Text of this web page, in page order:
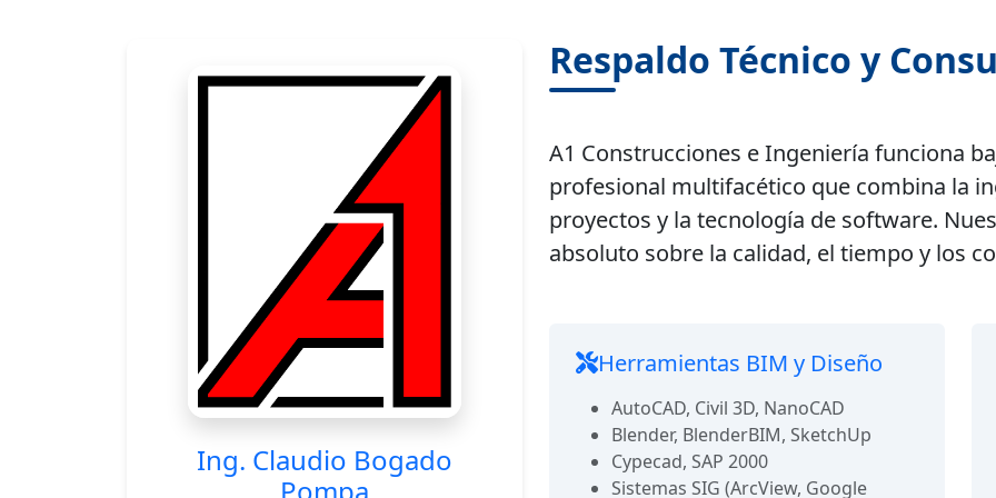
Ing. Claudio Bogado
Respaldo Técnico y
A1 Construcciones e Ingeniería funciona
profesional multifacético que combina la
proyectos y la tecnología de software.
absoluto sobre la calidad, el tiempo y los
Herramientas BIM y Diseño
AutoCAD, Civil 3D, NanoCAD
Blender, BlenderBIM, SketchUp
Cypecad, SAP 2000
Sistemas SIG (ArcView, Google